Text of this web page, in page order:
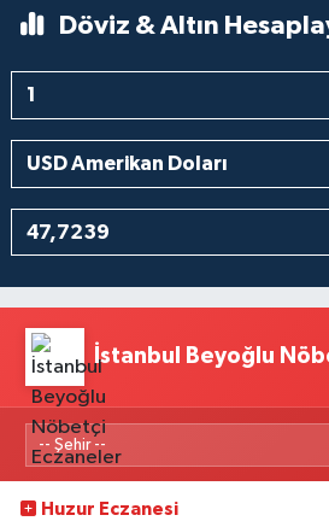
Döviz & Altın
İstanbul Beyoğlu
Huzur Eczanesi